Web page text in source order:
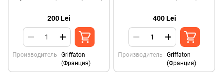
200 Lei
Производитель
Griffaton
(Франция)
400 Lei
Производитель
Griffaton
(Франция)